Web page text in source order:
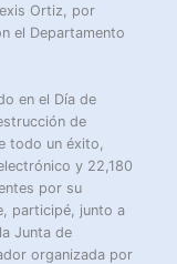
Ortiz, por
el Departamento
en el Día de
de
todo un éxito,
y 22,180
por su
participé, junto a
Junta de
organizada por